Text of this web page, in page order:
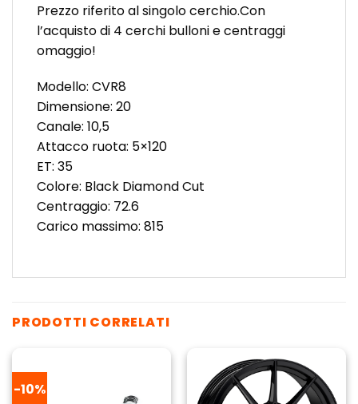
Prezzo riferito al singolo cerchio.Con
l’acquisto di 4 cerchi bulloni e centraggi
omaggio!
Modello: CVR8
Dimensione: 20
Canale: 10,5
Attacco ruota: 5×120
ET: 35
Colore: Black Diamond Cut
Centraggio: 72.6
Carico massimo: 815
PRODOTTI CORRELATI
-10%